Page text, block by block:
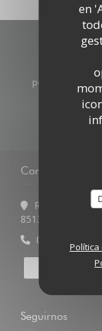
en
Suscríbase a
personalizadas
Contacto
Rue de la
85130 La
06 24 65 12 99
Seguirnos